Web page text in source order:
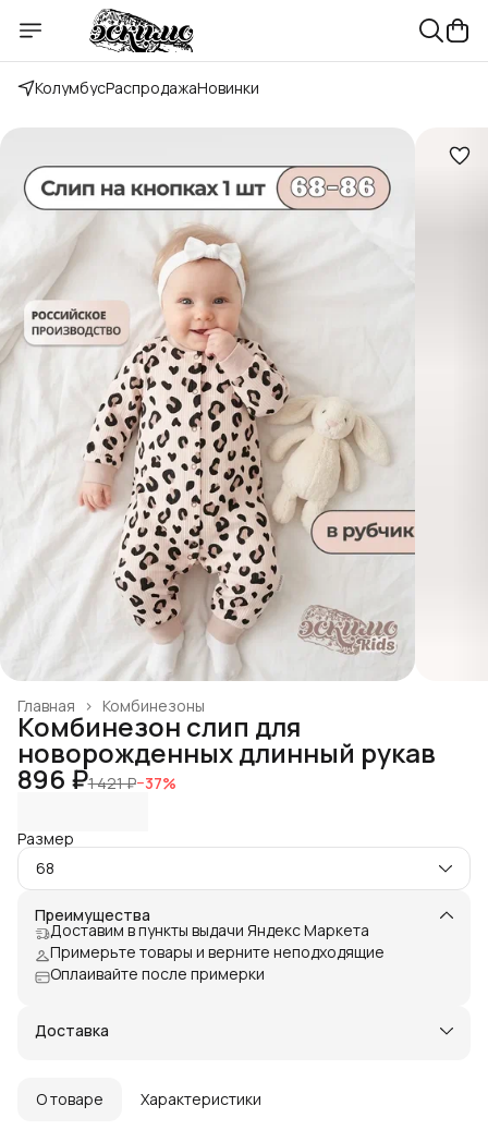
КолумбусРаспродажаНовинки
Комбинезоны
Главная ›
Комбинезон слип для
новорожденных длинный рукав
896 ₽1 421 ₽−37%
Размер
68
Преимущества
Доставим в пункты выдачи Яндекс Маркета
Примерьте товары и верните неподходящие
Оплаивайте после примерки
Доставка
О товаре Характеристики